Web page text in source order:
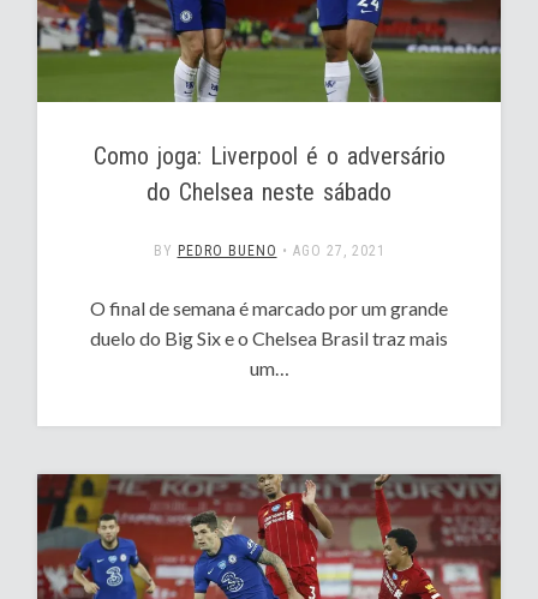
Como joga: Liverpool é o adversário
do Chelsea neste sábado
BY PEDRO BUENO • AGO 27, 2021
O final de semana é marcado por um grande
duelo do Big Six e o Chelsea Brasil traz mais
um…